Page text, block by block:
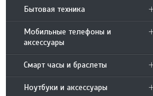
Бытовая техника
Мобильные телефоны и
аксессуары
Смарт часы и браслеты
Ноутбуки и аксессуары